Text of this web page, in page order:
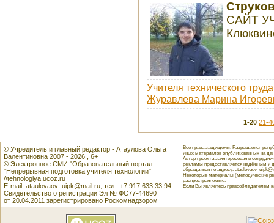
САЙТ
Учителя технического труда
Журавлева Марина
1-20 21-
© Учредитель и главный редактор - Атаулова Ольга
Валентиновна 2007 - 2026 , 6+
© Электронное СМИ "Образовательный портал
"Непрерывная подготовка учителя технологии"
//tehnologiya.ucoz.ru
E-mail: ataulovaov_uipk@mail.ru, тел.: +7 917 633 33 94
Свидетельство о регистрации Эл № ФС77-44690
от 20.04.2011 зарегистрировано Роскомнадзором
Все права защищены. Разрешается
иных материалов опубликованных на
Автор проекта заинтересован в
рекламы предоставляется надёжным и
обращаться по адресу:
Некоторые материалы (методические
распространяемые.
Если Вы являетесь правообладателем